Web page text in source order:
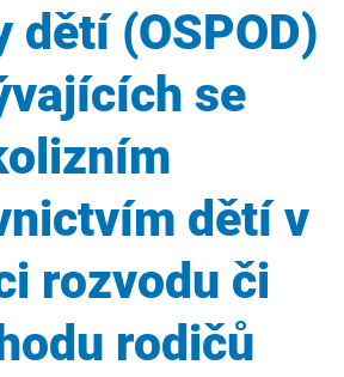
dětí (OSPOD)
se
dětí v
rozvodu či
rodičů